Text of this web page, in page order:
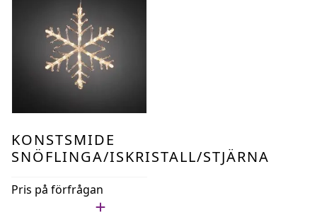
KONSTSMIDE
SNÖFLINGA/ISKRISTALL/STJÄRNA
Pris på förfrågan